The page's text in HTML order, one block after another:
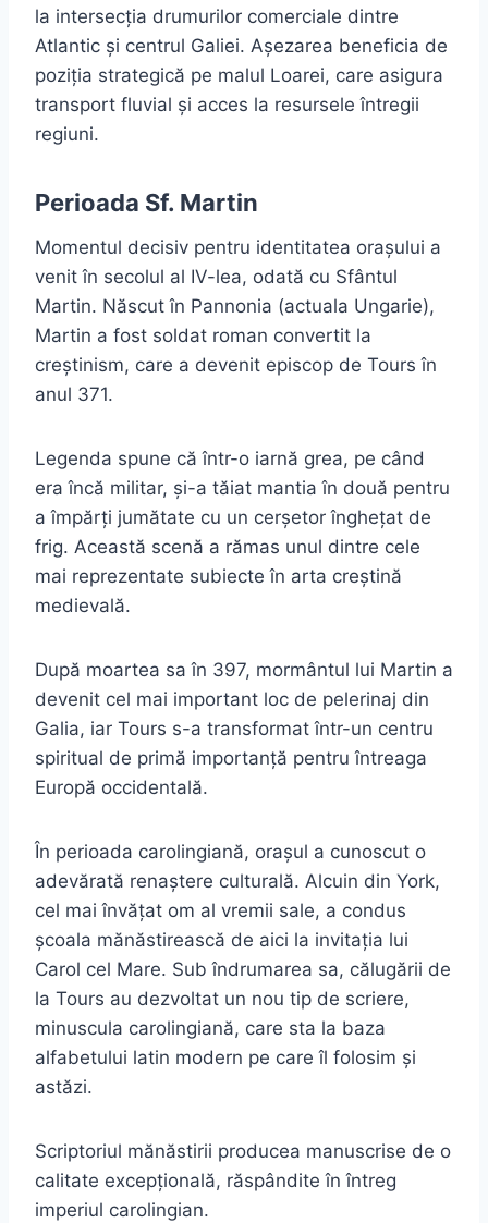
la intersecția drumurilor comerciale dintre
Atlantic și centrul Galiei. Așezarea beneficia de
poziția strategică pe malul Loarei, care asigura
transport fluvial și acces la resursele întregii
regiuni.
Perioada Sf. Martin
Momentul decisiv pentru identitatea orașului a
venit în secolul al IV-lea, odată cu Sfântul
Martin. Născut în Pannonia (actuala Ungarie),
Martin a fost soldat roman convertit la
creștinism, care a devenit episcop de Tours în
anul 371.
Legenda spune că într-o iarnă grea, pe când
era încă militar, și-a tăiat mantia în două pentru
a împărți jumătate cu un cerșetor înghețat de
frig. Această scenă a rămas unul dintre cele
mai reprezentate subiecte în arta creștină
medievală.
După moartea sa în 397, mormântul lui Martin a
devenit cel mai important loc de pelerinaj din
Galia, iar Tours s-a transformat într-un centru
spiritual de primă importanță pentru întreaga
Europă occidentală.
În perioada carolingiană, orașul a cunoscut o
adevărată renaștere culturală. Alcuin din York,
cel mai învățat om al vremii sale, a condus
școala mănăstirească de aici la invitația lui
Carol cel Mare. Sub îndrumarea sa, călugării de
la Tours au dezvoltat un nou tip de scriere,
minuscula carolingiană, care sta la baza
alfabetului latin modern pe care îl folosim și
astăzi.
Scriptoriul mănăstirii producea manuscrise de o
calitate excepțională, răspândite în întreg
imperiul carolingian.